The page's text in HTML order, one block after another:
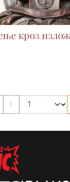
кроз